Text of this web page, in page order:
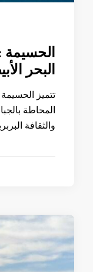
البحر
تتميز
المحاطة
والثقافة